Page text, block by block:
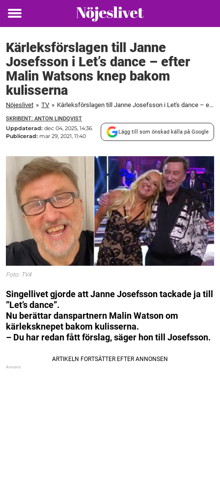
Toggle
Kärleksförslagen till Janne
Josefsson i Let’s dance – efter
Malin Watsons knep bakom
kulisserna
Nöjeslivet » TV » Kärleksförslagen till Janne Josefsson i Let's dance – efter Malin Watsons knep bakom kulisserna
SKRIBENT: ANTON LINDQVIST
Uppdaterad: dec 04, 2025, 14:36
Publicerad: mar 29, 2021, 11:40
Lägg till som önskad källa på Google
Foto: TV4
Singellivet gjorde att Janne Josefsson tackade ja till
”Let’s dance”.
Nu berättar danspartnern Malin Watson om
kärleksknepet bakom kulisserna.
– Du har redan fått förslag, säger hon till Josefsson.